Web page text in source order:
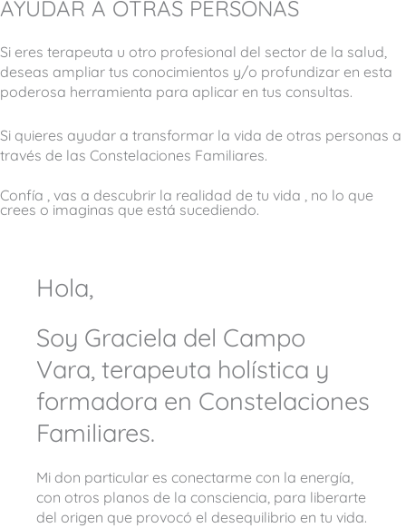
AYUDAR A OTRAS PERSONAS
Si eres terapeuta u otro profesional del sector de la salud,
deseas ampliar tus conocimientos y/o profundizar en esta
poderosa herramienta para aplicar en tus consultas.
Si quieres ayudar a transformar la vida de otras personas a
través de las Constelaciones Familiares.
Confía , vas a descubrir la realidad de tu vida , no lo que
crees o imaginas que está sucediendo. ​
Hola,
Soy Graciela del Campo
Vara, terapeuta holística y
formadora en Constelaciones
Familiares.
Mi don particular es conectarme con la energía,
con otros planos de la consciencia, para liberarte
del origen que provocó el desequilibrio en tu vida.